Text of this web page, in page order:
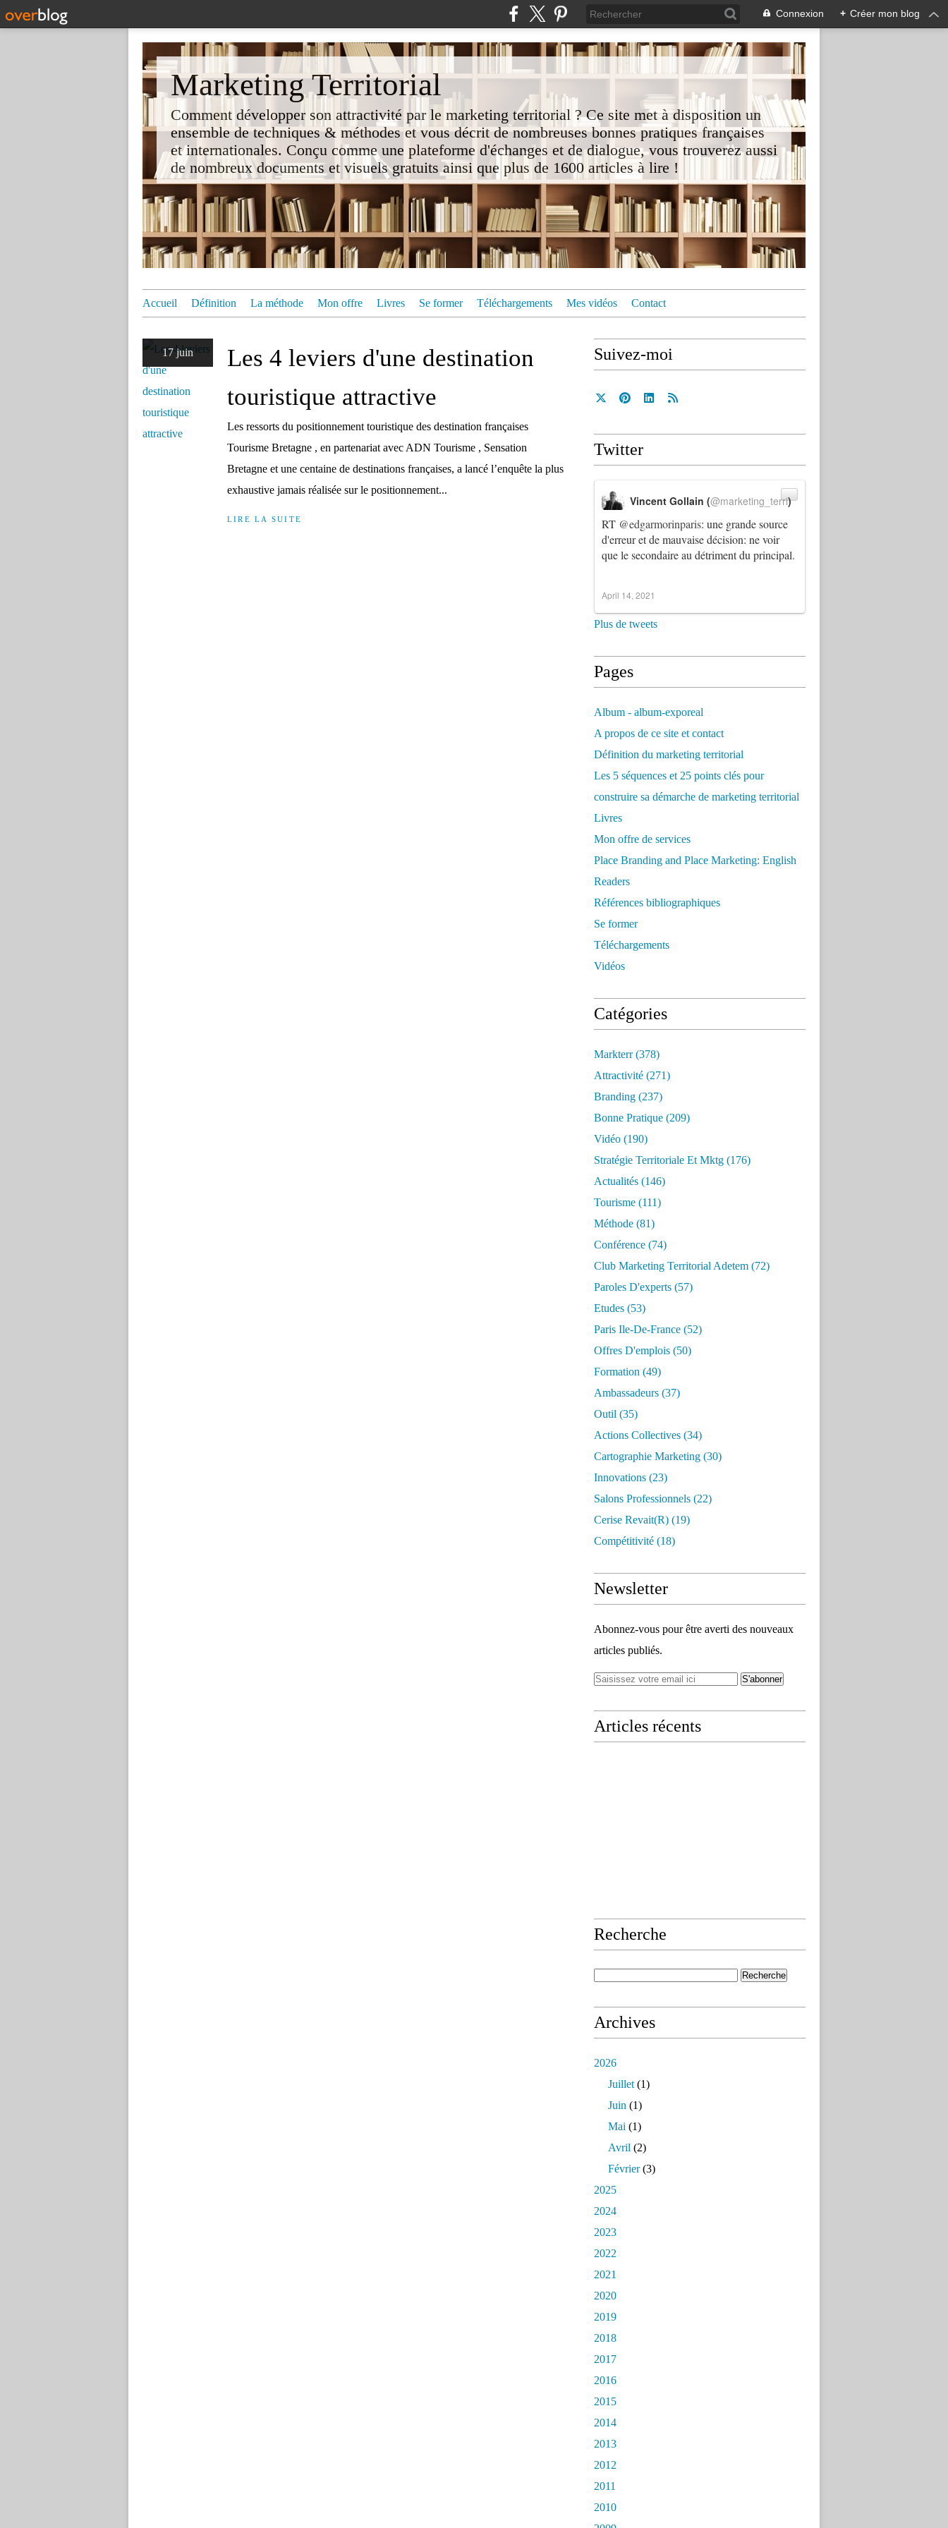
Connexion + Créer mon blog
Marketing Territorial
Comment développer son attractivité par le marketing territorial ? Ce site met à disposition un
ensemble de techniques & méthodes et vous décrit de nombreuses bonnes pratiques françaises
et internationales. Conçu comme une plateforme d'échanges et de dialogue, vous trouverez aussi
de nombreux documents et visuels gratuits ainsi que plus de 1600 articles à lire !
Accueil Définition La méthode Mon offre Livres Se former Téléchargements Mes vidéos Contact
17 juin
Les 4 leviers d'une destination
touristique attractive
Les ressorts du positionnement touristique des destination françaises
Tourisme Bretagne , en partenariat avec ADN Tourisme , Sensation
Bretagne et une centaine de destinations françaises, a lancé l’enquête la plus
exhaustive jamais réalisée sur le positionnement...
LIRE LA SUITE
Suivez-moi
Twitter
RT @edgarmorinparis: une grande source
d'erreur et de mauvaise décision: ne voir
que le secondaire au détriment du principal.
Vincent Gollain (@marketing_terri)
April 14, 2021
Plus de tweets
Pages
Album - album-exporeal
A propos de ce site et contact
Définition du marketing territorial
Les 5 séquences et 25 points clés pour
construire sa démarche de marketing territorial
Livres
Mon offre de services
Place Branding and Place Marketing: English
Readers
Références bibliographiques
Se former
Téléchargements
Vidéos
Catégories
Markterr(378)
Attractivité (271)
Branding (237)
Bonne Pratique (209)
Vidéo (190)
Stratégie Territoriale Et Mktg (176)
Actualités (146)
Tourisme (111)
Méthode (81)
Conférence (74)
Club Marketing Territorial Adetem (72)
Paroles D'experts (57)
Etudes (53)
Paris Ile-De-France (52)
Offres D'emplois (50)
Formation (49)
Ambassadeurs (37)
Outil (35)
Actions Collectives (34)
Cartographie Marketing (30)
Innovations (23)
Salons Professionnels (22)
Cerise Revait(r) (19)
Compétitivité (18)
Newsletter
Abonnez-vous pour être averti des nouveaux
articles publiés.
Articles récents
Recherche
Archives
2026
Juillet (1)
Juin (1)
Mai (1)
Avril (2)
Février(3)
2025
2024
2023
2022
2021
2020
2019
2018
2017
2016
2015
2014
2013
2012
2011
2010